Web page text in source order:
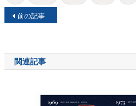
投
ナ
ビ
前の記事
関連記事